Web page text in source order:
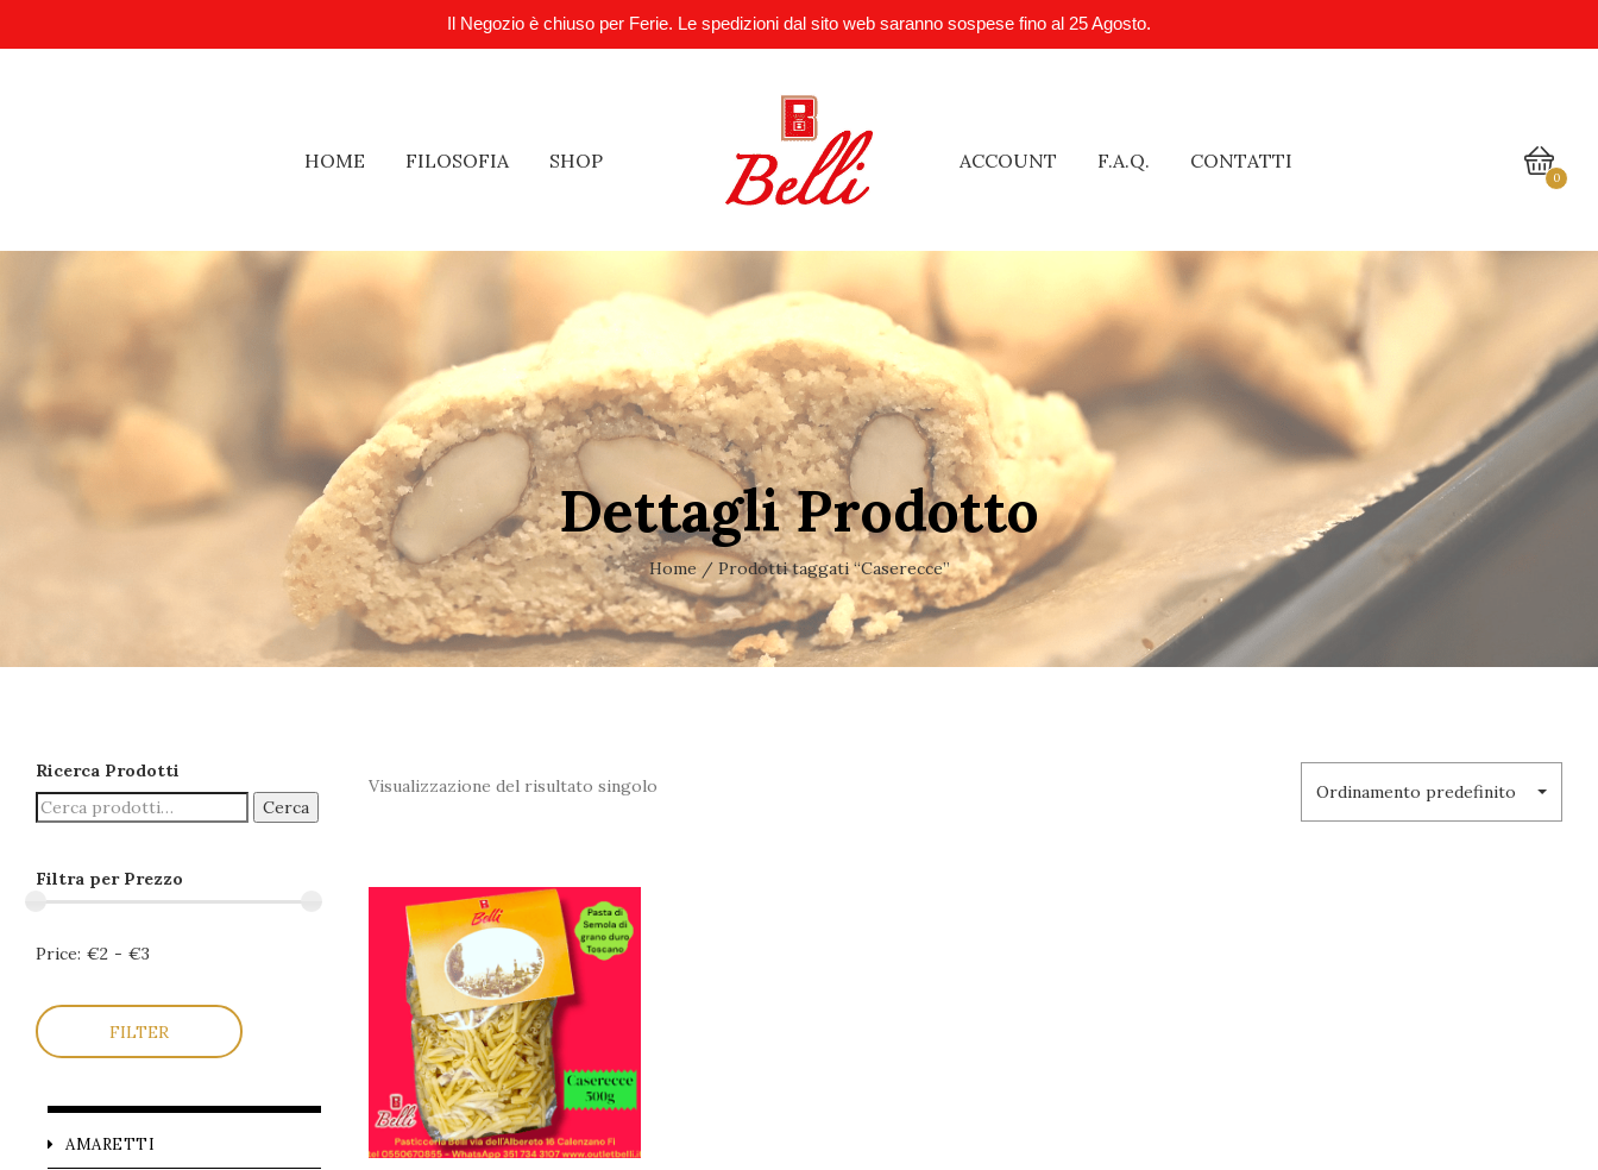
Il Negozio è chiuso per Ferie. Le spedizioni dal sito web saranno sospese fino al 25 Agosto.
HOME FILOSOFIA SHOP ACCOUNT F.A.Q. CONTATTI
0
Dettagli Prodotto
Home / Prodotti taggati “Caserecce”
Visualizzazione del risultato singolo Ordinamento predefinito
Ricerca Prodotti
Cerca
Filtra per Prezzo
Price: €2 - €3
FILTER
AMARETTI